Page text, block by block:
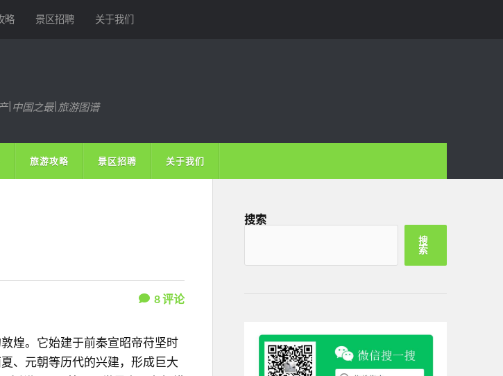
略 景区招聘 关于我们
|中国之最|旅游图谱
旅游攻略 景区招聘 关于我们
8评论
煌。它始建于前秦宣昭帝苻坚时
、元朝等历代的兴建，形成巨大
搜索
搜
索